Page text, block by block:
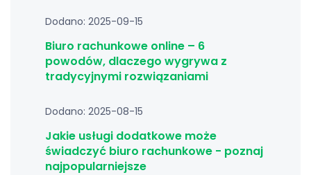
Dodano: 2025-09-15
Biuro rachunkowe online – 6
powodów, dlaczego wygrywa z
tradycyjnymi rozwiązaniami
Dodano: 2025-08-15
Jakie usługi dodatkowe może
świadczyć biuro rachunkowe - poznaj
najpopularniejsze